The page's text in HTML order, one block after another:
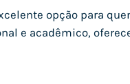
opção para
e acadêmico,